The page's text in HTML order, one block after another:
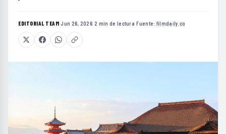
EDITORIAL TEAM·Jun 26, 2026·2 min de lectura·Fuente: filmdaily.co